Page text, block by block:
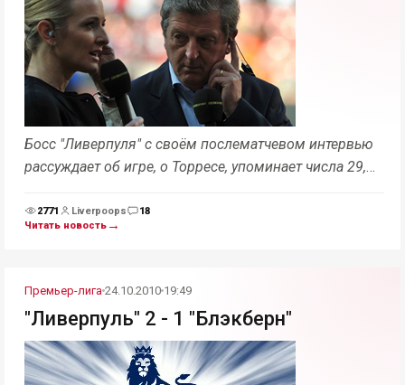
Босс "Ливерпуля" с своём послематчевом интервью
рассуждает об игре, о Торресе, упоминает числа 29,
Просмотры
2771 LiverpoopsКомментарии
18
Читать новость →
Премьер-лига 24.10.2010 19:49
"Ливерпуль" 2 - 1 "Блэкберн"